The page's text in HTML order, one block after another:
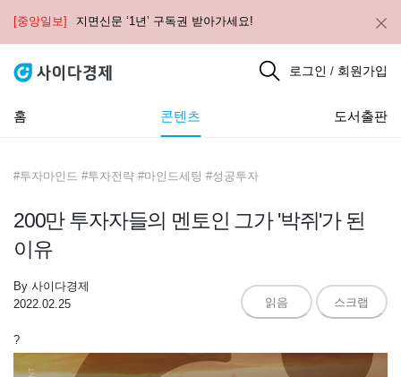
[중앙일보] 지면신문 ‘1년’ 구독권 받아가세요!
로그인 / 회원가입
홈 콘텐츠 도서출판
#투자마인드 #투자전략 #마인드세팅 #성공투자
200만 투자자들의 멘토인 그가 '박쥐'가 된
이유
By 사이다경제
2022.02.25
읽음 스크랩
?